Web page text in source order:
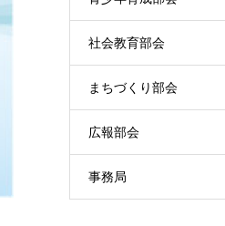
社会教育部会
まちづくり部会
広報部会
事務局